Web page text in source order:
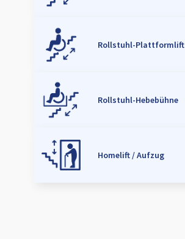
Rollstuhl-Plattformlift
Rollstuhl-Hebebühne
Homelift / Aufzug